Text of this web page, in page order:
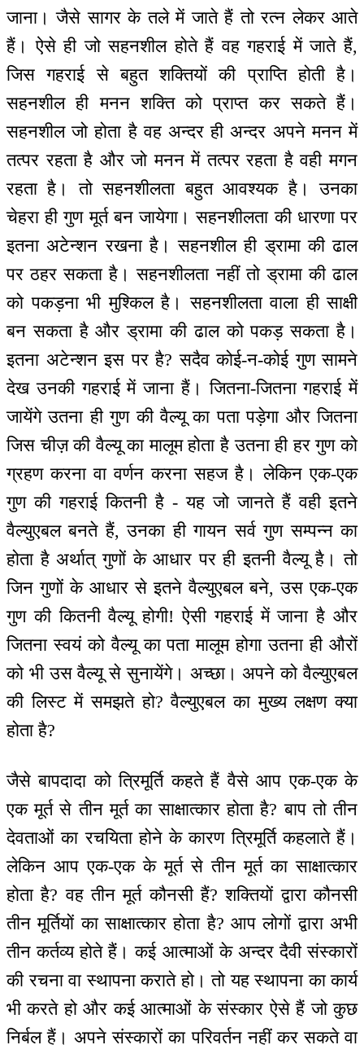
जाना। जैसे सागर के तले में जाते हैं तो रत्न लेकर आते
हैं। ऐसे ही जो सहनशील होते हैं वह गहराई में जाते हैं,
जिस गहराई से बहुत शक्तियों की प्राप्ति होती है।
सहनशील ही मनन शक्ति को प्राप्त कर सकते हैं।
सहनशील जो होता है वह अन्दर ही अन्दर अपने मनन में
तत्पर रहता है और जो मनन में तत्पर रहता है वही मगन
रहता है। तो सहनशीलता बहुत आवश्यक है। उनका
चेहरा ही गुण मूर्त बन जायेगा। सहनशीलता की धारणा पर
इतना अटेन्शन रखना है। सहनशील ही ड्रामा की ढाल
पर ठहर सकता है। सहनशीलता नहीं तो ड्रामा की ढाल
को पकड़ना भी मुश्किल है। सहनशीलता वाला ही साक्षी
बन सकता है और ड्रामा की ढाल को पकड़ सकता है।
इतना अटेन्शन इस पर है? सदैव कोई-न-कोई गुण सामने
देख उनकी गहराई में जाना हैं। जितना-जितना गहराई में
जायेंगे उतना ही गुण की वैल्यू का पता पड़ेगा और जितना
जिस चीज़ की वैल्यू का मालूम होता है उतना ही हर गुण को
ग्रहण करना वा वर्णन करना सहज है। लेकिन एक-एक
गुण की गहराई कितनी है - यह जो जानते हैं वही इतने
वैल्युएबल बनते हैं, उनका ही गायन सर्व गुण सम्पन्न का
होता है अर्थात् गुणों के आधार पर ही इतनी वैल्यू है। तो
जिन गुणों के आधार से इतने वैल्युएबल बने, उस एक-एक
गुण की कितनी वैल्यू होगी! ऐसी गहराई में जाना है और
जितना स्वयं को वैल्यू का पता मालूम होगा उतना ही औरों
को भी उस वैल्यू से सुनायेंगे। अच्छा। अपने को वैल्युएबल
की लिस्ट में समझते हो? वैल्युएबल का मुख्य लक्षण क्या
होता है?
जैसे बापदादा को त्रिमूर्ति कहते हैं वैसे आप एक-एक के
एक मूर्त से तीन मूर्त का साक्षात्कार होता है? बाप तो तीन
देवताओं का रचयिता होने के कारण त्रिमूर्ति कहलाते हैं।
लेकिन आप एक-एक के मूर्त से तीन मूर्त का साक्षात्कार
होता है? वह तीन मूर्त कौनसी हैं? शक्तियों द्वारा कौनसी
तीन मूर्तियों का साक्षात्कार होता है? आप लोगों द्वारा अभी
तीन कर्तव्य होते हैं। कई आत्माओं के अन्दर दैवी संस्कारों
की रचना वा स्थापना कराते हो। तो यह स्थापना का कार्य
भी करते हो और कई आत्माओं के संस्कार ऐसे हैं जो कुछ
निर्बल हैं। अपने संस्कारों का परिवर्तन नहीं कर सकते वा